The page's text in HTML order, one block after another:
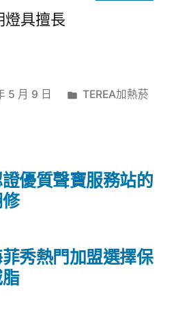
燈具擅長
5 月 9 日
分
TEREA加熱菸
秀熱門加盟選擇保
優質聲寶服務站的